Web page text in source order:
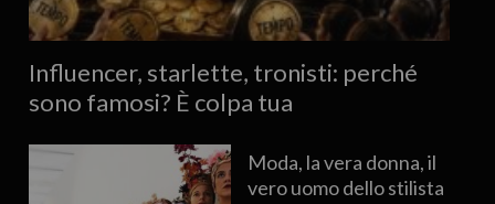
Influencer, starlette, tronisti: perché
sono famosi? È colpa tua
Moda, la vera donna, il
vero uomo dello stilista